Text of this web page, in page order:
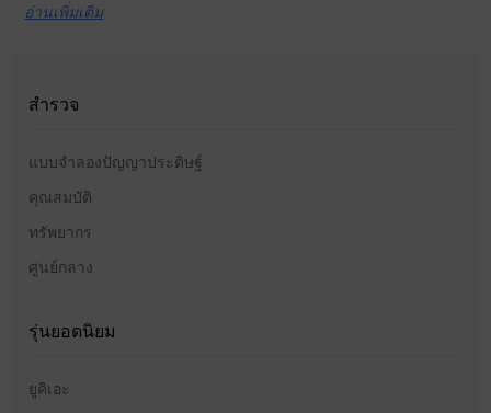
อ่านเพิ่มเติม
สำรวจ
แบบจำลองปัญญาประดิษฐ์
คุณสมบัติ
ทรัพยากร
ศูนย์กลาง
รุ่นยอดนิยม
ยูคิเอะ